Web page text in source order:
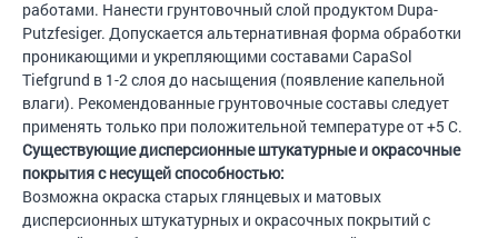
работами. Нанести грунтовочный слой продуктом Dupa-
Putzfesiger. Допускается альтернативная форма обработки
проникающими и укрепляющими составами CapaSol
Tiefgrund в 1-2 слоя до насыщения (появление капельной
влаги). Рекомендованные грунтовочные составы следует
применять только при положительной температуре от +5 С.
Существующие дисперсионные штукатурные и окрасочные
покрытия с несущей способностью:
Возможна окраска старых глянцевых и матовых
дисперсионных штукатурных и окрасочных покрытий с